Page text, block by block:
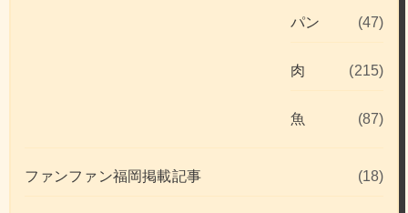
パン (47)
肉 (215)
魚 (87)
ファンファン福岡掲載記事 (18)